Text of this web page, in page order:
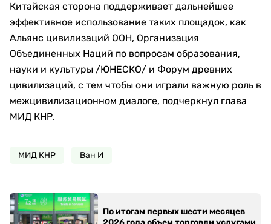
Китайская сторона поддерживает дальнейшее
эффективное использование таких площадок, как
Альянс цивилизаций ООН, Организация
Объединенных Наций по вопросам образования,
науки и культуры /ЮНЕСКО/ и Форум древних
цивилизаций, с тем чтобы они играли важную роль в
межцивилизационном диалоге, подчеркнул глава
МИД КНР.
МИД КНР Ван И
По итогам первых шести месяцев